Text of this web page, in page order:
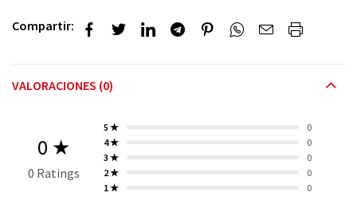
Compartir:
VALORACIONES (0)
0 ★
0 Ratings
5 ★
0
4 ★
0
3 ★
0
2 ★
0
1 ★
0